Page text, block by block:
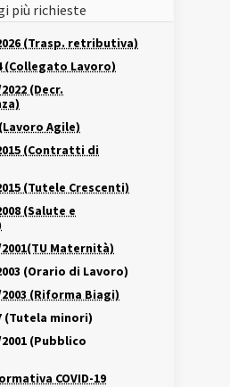
più richieste
(Trasp. retributiva)
(Collegato Lavoro)
(Decr.
Agile)
(Contratti di
(Tutele Crescenti)
(Salute e
2001(TU Maternità)
(Orario di Lavoro)
2003 (Riforma Biagi)
(Tutela minori)
2001 (Pubblico
COVID-19